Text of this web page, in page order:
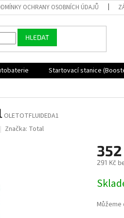
OCHRANY OSOBNÍCH ÚDAJŮ
HLEDAT
Startovací stanice
OLETOTFLUIDEDA1
Značka: Total
352
291 Kč
cena:
Můžeme